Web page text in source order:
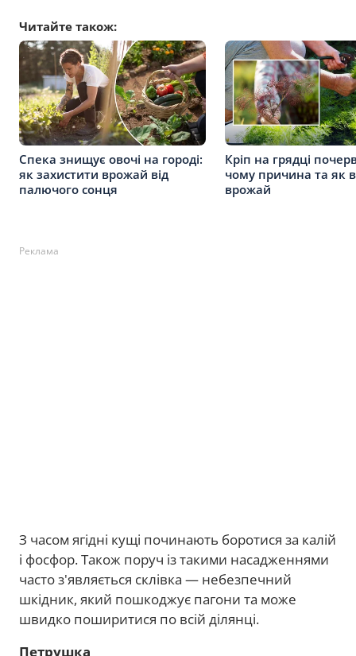
Читайте також:
Спека знищує овочі на городі:
як захистити врожай від
палючого сонця
Кріп на грядці
чому причина та як
врожай
Реклама
З часом ягідні кущі починають боротися за калій
і фосфор. Також поруч із такими насадженнями
часто з'являється склівка — небезпечний
шкідник, який пошкоджує пагони та може
швидко поширитися по всій ділянці.
Петрушка